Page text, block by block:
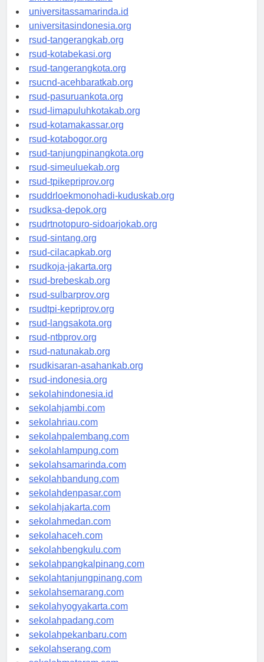
universitasjakarta.id
universitassamarinda.id
universitasindonesia.org
rsud-tangerangkab.org
rsud-kotabekasi.org
rsud-tangerangkota.org
rsucnd-acehbaratkab.org
rsud-pasuruankota.org
rsud-limapuluhkotakab.org
rsud-kotamakassar.org
rsud-kotabogor.org
rsud-tanjungpinangkota.org
rsud-simeuluekab.org
rsud-tpikepriprov.org
rsuddrloekmonohadi-kuduskab.org
rsudksa-depok.org
rsudrtnotopuro-sidoarjokab.org
rsud-sintang.org
rsud-cilacapkab.org
rsudkoja-jakarta.org
rsud-brebeskab.org
rsud-sulbarprov.org
rsudtpi-kepriprov.org
rsud-langsakota.org
rsud-ntbprov.org
rsud-natunakab.org
rsudkisaran-asahankab.org
rsud-indonesia.org
sekolahindonesia.id
sekolahjambi.com
sekolahriau.com
sekolahpalembang.com
sekolahlampung.com
sekolahsamarinda.com
sekolahbandung.com
sekolahdenpasar.com
sekolahjakarta.com
sekolahmedan.com
sekolahaceh.com
sekolahbengkulu.com
sekolahpangkalpinang.com
sekolahtanjungpinang.com
sekolahsemarang.com
sekolahyogyakarta.com
sekolahpadang.com
sekolahpekanbaru.com
sekolahserang.com